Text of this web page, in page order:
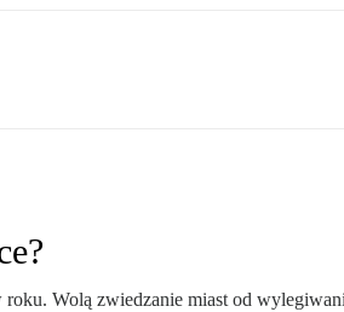
Wolą zwiedzanie miast od